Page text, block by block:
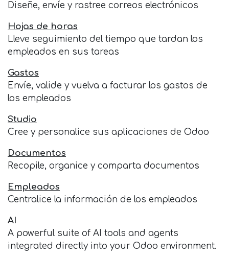
Diseñe, envíe y rastree correos electrónicos
Hojas de horas
Lleve seguimiento del tiempo que tardan los
empleados en sus tareas
Gastos
Envíe, valide y vuelva a facturar los gastos de
los empleados
Studio
Cree y personalice sus aplicaciones de Odoo
Documentos
Recopile, organice y comparta documentos
Empleados
Centralice la información de los empleados
AI
A powerful suite of AI tools and agents
integrated directly into your Odoo environment.